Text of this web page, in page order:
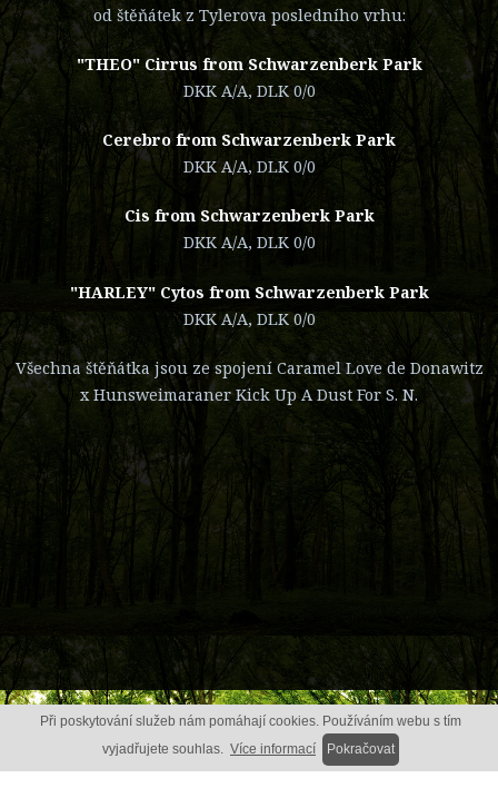
od štěňátek z Tylerova posledního vrhu:
"THEO" Cirrus from Schwarzenberk Park
DKK A/A, DLK 0/0
Cerebro from Schwarzenberk Park
DKK A/A, DLK 0/0
Cis from Schwarzenberk Park
DKK A/A, DLK 0/0
"HARLEY" Cytos from Schwarzenberk Park
DKK A/A, DLK 0/0
Všechna štěňátka jsou ze spojení Caramel Love de Donawitz
x Hunsweimaraner Kick Up A Dust For S. N.
Při poskytování služeb nám pomáhají cookies. Používáním webu s tím
vyjadřujete souhlas. Více informací Pokračovat